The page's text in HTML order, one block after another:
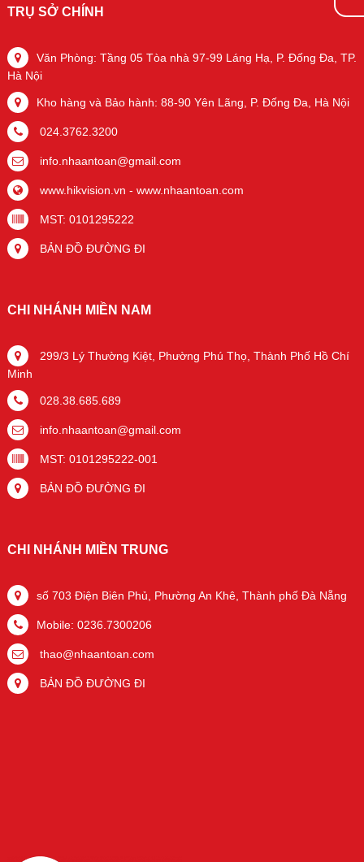
TRỤ SỞ CHÍNH
Văn Phòng: Tầng 05 Tòa nhà 97-99 Láng Hạ, P. Đống Đa, TP.
Hà Nội
Kho hàng và Bảo hành: 88-90 Yên Lãng, P. Đống Đa, Hà Nội
024.3762.3200
info.nhaantoan@gmail.com
www.hikvision.vn - www.nhaantoan.com
MST: 0101295222
BẢN ĐỒ ĐƯỜNG ĐI
CHI NHÁNH MIỀN NAM
299/3 Lý Thường Kiệt, Phường Phú Thọ, Thành Phố Hồ Chí
Minh
028.38.685.689
info.nhaantoan@gmail.com
MST: 0101295222-001
BẢN ĐỒ ĐƯỜNG ĐI
CHI NHÁNH MIỀN TRUNG
số 703 Điện Biên Phủ, Phường An Khê, Thành phố Đà Nẵng
Mobile: 0236.7300206
thao@nhaantoan.com
BẢN ĐỒ ĐƯỜNG ĐI